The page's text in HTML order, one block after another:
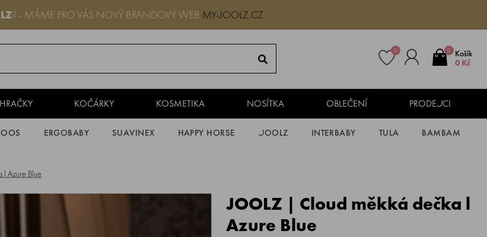
? - MÁME PRO VÁS NOVÝ BRANDOVÝ WEB MY-JOOLZ.CZ
0
Košík
0 Kč
0
HRAČKY KOČÁRKY KOSMETIKA NOSÍTKA OBLEČENÍ PRODEJCI
ERGOBABY SUAVINEX HAPPY HORSE JOOLZ INTERBABY TULA BAMBAM
Azure Blue
JOOLZ | Cloud měkká dečka l
Azure Blue